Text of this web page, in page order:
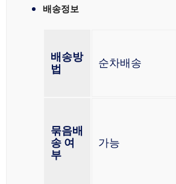
배송정보
배송방
법
순차배송
묶음배
송 여
부
가능